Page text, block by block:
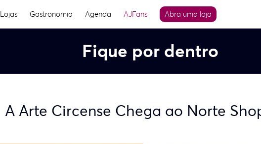
Lojas Gastronomia Agenda AJFans Abra uma loja
Fique por dentro
A Arte Circense Chega ao Norte